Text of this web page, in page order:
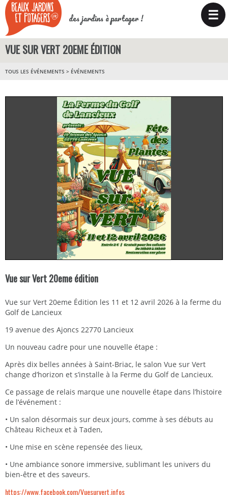
des jardins à partager ! ☰
VUE SUR VERT 20EME ÉDITION
TOUS LES ÉVÉNEMENTS > ÉVÉNEMENTS
Vue sur Vert 20eme édition
Vue sur Vert 20eme Édition les 11 et 12 avril 2026 à la ferme du
Golf de Lancieux
19 avenue des Ajoncs 22770 Lancieux
Un nouveau cadre pour une nouvelle étape :
Après dix belles années à Saint-Briac, le salon Vue sur Vert
change d’horizon et s’installe à la Ferme du Golf de Lancieux.
Ce passage de relais marque une nouvelle étape dans l’histoire
de l’événement :
• Un salon désormais sur deux jours, comme à ses débuts au
Château Richeux et à Taden,
• Une mise en scène repensée des lieux,
• Une ambiance sonore immersive, sublimant les univers du
bien-être et des saveurs.
https://www.facebook.com/Vuesurvert.infos